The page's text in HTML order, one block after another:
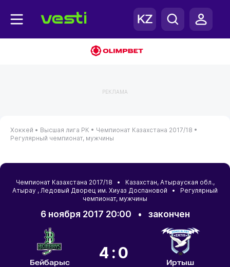
РЕКЛАМА
Хоккей • Высшая лига РК • Чемпионат Казахстана 2017/18 •
Регулярный чемпионат, мужчины
Чемпионат Казахстана 2017/18 • Казахстан, Атырауская обл.,
Атырау , Ледовый Дворец им. Хиуаз Доспановой • Регулярный
чемпионат, мужчины
6 ноября 2017 20:00 • закончен
Бейбарыс
4:0
Иртыш